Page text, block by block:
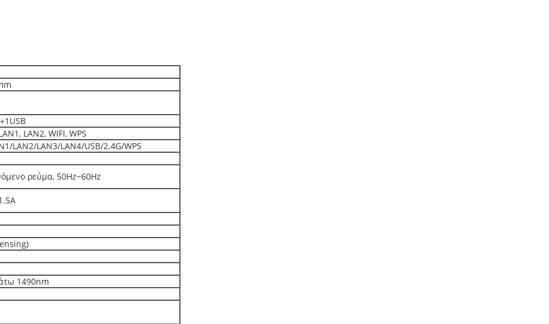
LAN2, WIFI, WPS
LAN2/LAN3/LAN4/USB/2.4G/WPS
ρεύμα, 50Hz~60Hz
1490nm